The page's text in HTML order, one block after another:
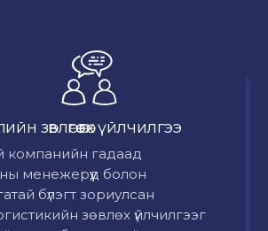
зөвлөгөө өгөх үйлчилгээ
компанийн гадаад
менежерүүд болон
бүлэгт зориулсан
зөвлөх үйлчилгээг